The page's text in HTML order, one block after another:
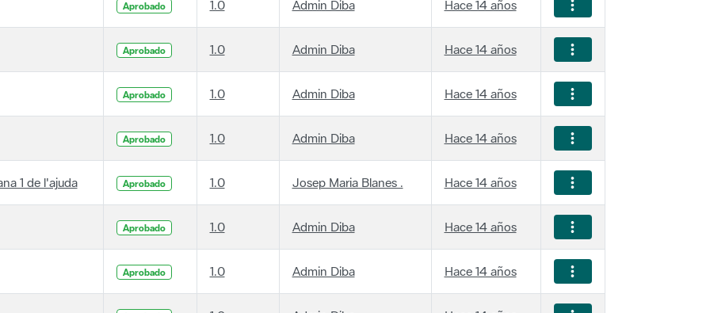
1.0 Admin Diba Hace 14 años
Aprobado 1.0 Admin Diba Hace 14 años
1.0 Admin Diba Hace 14 años
1 de l'ajuda Aprobado 1.0 Josep Maria Blanes . Hace 14 años
1.0 Admin Diba Hace 14 años
Aprobado 1.0 Admin Diba Hace 14 años
1.0 Admin Diba Hace 14 años